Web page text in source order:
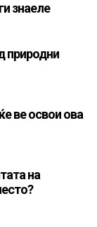
знаеле
природни
ве освои ова
на